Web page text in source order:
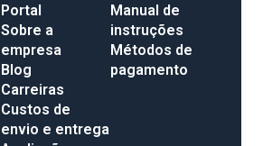
Portal
Sobre a
empresa
Blog
Carreiras
Custos de
envio e entrega
Manual de
instruções
Métodos de
pagamento